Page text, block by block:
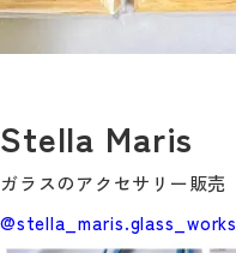
Stella Maris
ガラスのアクセサリー販売
@stella_maris.glass_works